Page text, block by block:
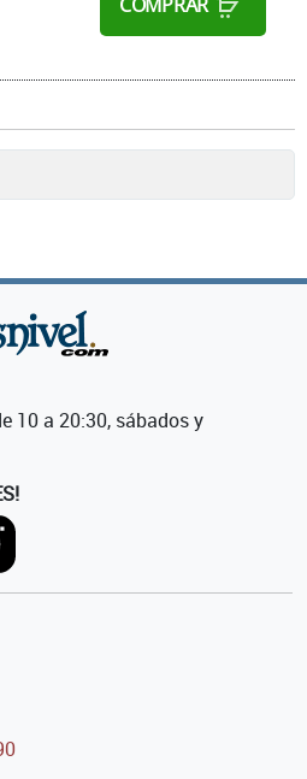
10 a 20:30, sábados y